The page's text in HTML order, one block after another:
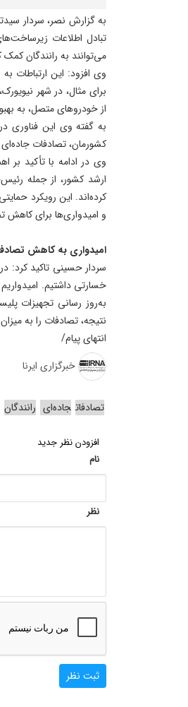
به گزارش نصر، سردار
تبادل اطلاعات
می‌توانند به رانندگان
وی افزود: این ارتباطات
از خودروهای متصل، به
به گفته وی این فناوری
کشورمان، تصادفات
وی در ادامه با تأکید
ارشد کشور، از جمله
کرده‌اند. این رویکرد
و امیدواری‌ها برای
امیدواری به کاهش
خسارتی داشتیم.
به‌روز رسانی تجهیزات
نتیجه، تصادفات را به
انتهای پیام/
خبرگزاری ایرنا
تصادفات جاده‌ای رانندگان
افزودن نظر جدید
نام
نظر
ثبت نظر